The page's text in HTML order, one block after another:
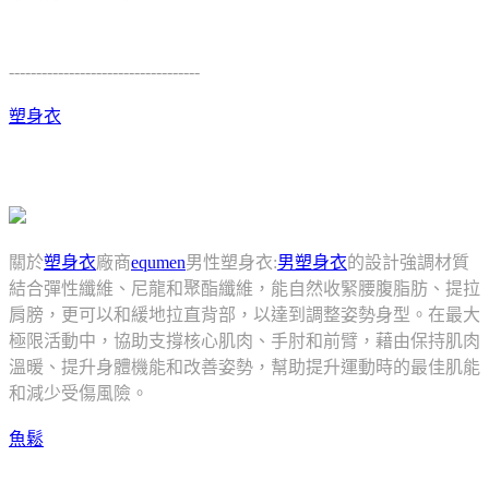
-----------------------------------
塑身衣
關於塑身衣廠商equmen男性塑身衣:男塑身衣的設計強調材質
結合彈性纖維、尼龍和聚酯纖維，能自然收緊腰腹脂肪、提拉
肩膀，更可以和緩地拉直背部，以達到調整姿勢身型。在最大
極限活動中，協助支撐核心肌肉、手肘和前臂，藉由保持肌肉
溫暖、提升身體機能和改善姿勢，幫助提升運動時的最佳肌能
和減少受傷風險。
魚鬆